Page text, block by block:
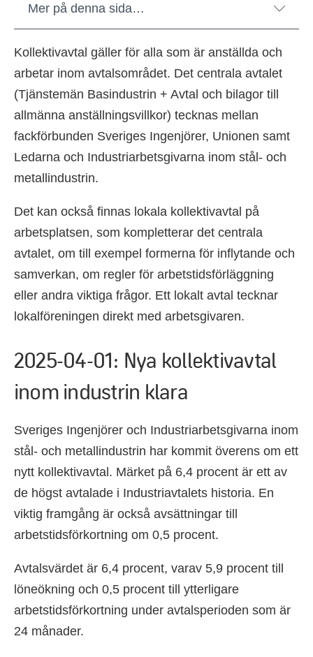
Mer på denna sida…
Kollektivavtal gäller för alla som är anställda och
arbetar inom avtalsområdet. Det centrala avtalet
(Tjänstemän Basindustrin + Avtal och bilagor till
allmänna anställningsvillkor) tecknas mellan
fackförbunden Sveriges Ingenjörer, Unionen samt
Ledarna och Industriarbetsgivarna inom stål- och
metallindustrin.
Det kan också finnas lokala kollektivavtal på
arbetsplatsen, som kompletterar det centrala
avtalet, om till exempel formerna för inflytande och
samverkan, om regler för arbetstidsförläggning
eller andra viktiga frågor. Ett lokalt avtal tecknar
lokalföreningen direkt med arbetsgivaren.
2025-04-01: Nya kollektivavtal
inom industrin klara
Sveriges Ingenjörer och Industriarbetsgivarna inom
stål- och metallindustrin har kommit överens om ett
nytt kollektivavtal. Märket på 6,4 procent är ett av
de högst avtalade i Industriavtalets historia. En
viktig framgång är också avsättningar till
arbetstidsförkortning om 0,5 procent.
Avtalsvärdet är 6,4 procent, varav 5,9 procent till
löneökning och 0,5 procent till ytterligare
arbetstidsförkortning under avtalsperioden som är
24 månader.